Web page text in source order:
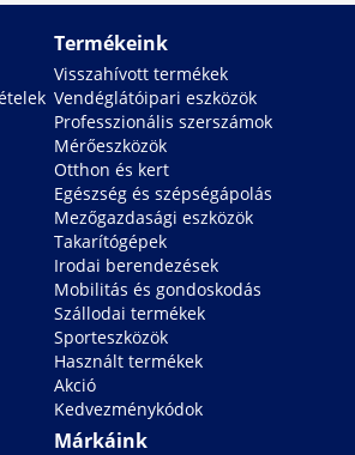
Termékeink
Visszahívott termékek
Vendéglátóipari eszközök
Professzionális szerszámok
Mérőeszközök
Otthon és kert
Egészség és szépségápolás
Mezőgazdasági eszközök
Takarítógépek
Irodai berendezések
Mobilitás és gondoskodás
Szállodai termékek
Sporteszközök
Használt termékek
Akció
Kedvezménykódok
Márkáink